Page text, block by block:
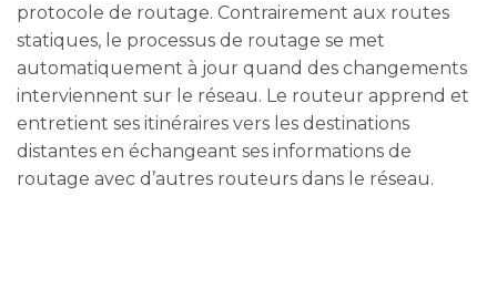
protocole de routage. Contrairement aux routes
statiques, le processus de routage se met
automatiquement à jour quand des changements
interviennent sur le réseau. Le routeur apprend et
entretient ses itinéraires vers les destinations
distantes en échangeant ses informations de
routage avec d’autres routeurs dans le réseau.